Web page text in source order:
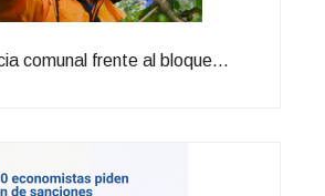
comunal frente al bloque...